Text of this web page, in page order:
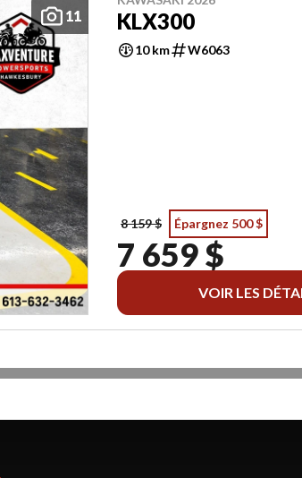
11 KLX300
10 km W6063
8 159 $ Épargnez 500 $
7 659 $
VOIR LES